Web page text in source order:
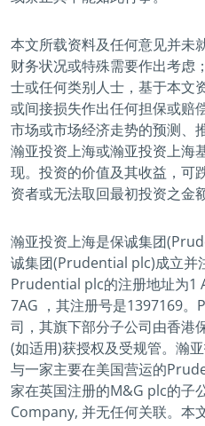
本文所载资料及任何意见并未
财务状况或特殊需要作出考虑
士或任何类别人士，基于本文
或间接损失作出任何担保或赔
市场或市场经济走势的预测、
瀚亚投资上海或瀚亚投资上海
现。投资的价值及其收益，可
资者或无法取回最初投资之金额
瀚亚投资上海是保诚集团
诚集团(Prudential plc)成立并
Prudential plc的注册地址为1
7AG ，其注册号是1397169
司，其旗下部分子公司由香港
(如适用)获授权及受规管。瀚
与一家主要在美国营运的
家在英国注册的M&G plc的
Company, 并无任何关联。本